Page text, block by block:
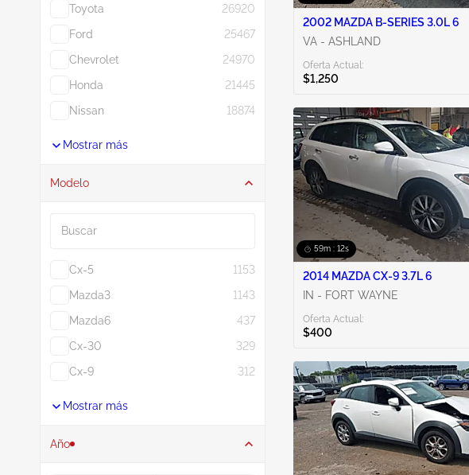
Toyota
26920
Ford
25467
Chevrolet
24970
Honda
21445
Nissan
18874
Mostrar más
Modelo
Cx-5
1153
Mazda3
1143
Mazda6
437
Cx-30
329
Cx-9
312
Mostrar más
Año
2002 MAZDA B-SERIES 3.0L 6
VA - ASHLAND
Oferta Actual:
$1,250
59m : 11s
2014 MAZDA CX-9 3.7L 6
IN - FORT WAYNE
Oferta Actual:
$400